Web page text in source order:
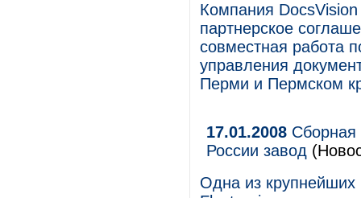
Компания
партнерское
совместная работа
управления
Перми и Пермском
17.01.2008 Сборная
России завод
Одна из крупнейших